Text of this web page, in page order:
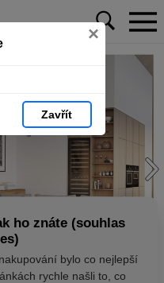
×
Zavřít
ho znáte (souhlas
bylo co nejlepší
rychle našli to, co